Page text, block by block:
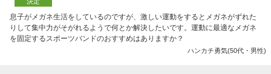
息子がメガネ生活をしているのですが、激しい運動をするとメガネがずれた
りして集中力がそがれるようで何とか解決したいです。運動に最適なメガネ
を固定するスポーツバンドのおすすめはありますか？
ハンカチ勇気(50代・男性)